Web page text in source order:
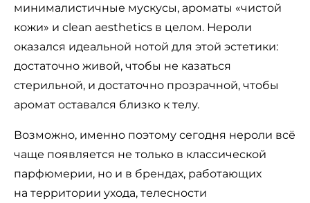
минималистичные мускусы, ароматы «чистой
кожи» и clean aesthetics в целом. Нероли
оказался идеальной нотой для этой эстетики:
достаточно живой, чтобы не казаться
стерильной, и достаточно прозрачной, чтобы
аромат оставался близко к телу.
Возможно, именно поэтому сегодня нероли всё
чаще появляется не только в классической
парфюмерии, но и в брендах, работающих
на территории ухода, телесности